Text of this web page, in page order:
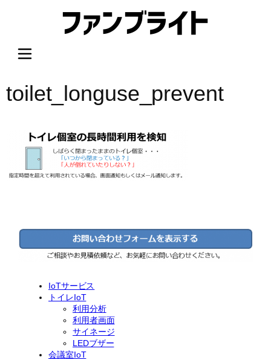
プ
toilet_longuse_prevent
IoTサービス
トイレIoT
利用分析
利用者画面
サイネージ
LEDブザー
会議室IoT